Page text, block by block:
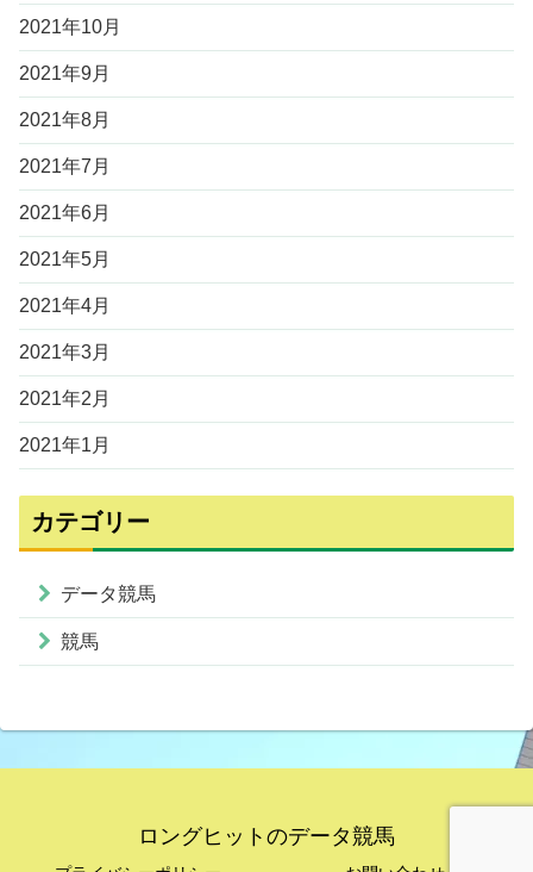
2021年10月
2021年9月
2021年8月
2021年7月
2021年6月
2021年5月
2021年4月
2021年3月
2021年2月
2021年1月
カテゴリー
データ競馬
競馬
ロングヒットのデータ競馬